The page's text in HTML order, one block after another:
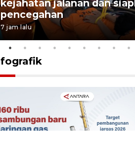
kejahatan jalanan dan
pencegahan
7 jam lalu